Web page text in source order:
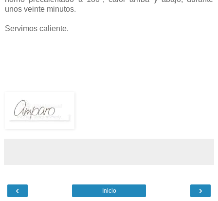
unos veinte minutos.
Servimos caliente.
‹ ›
Inicio